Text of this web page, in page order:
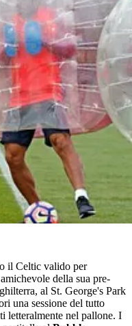
il Celtic valido per
della sua pre-
al St. George's Park
una sessione del tutto
letteralmente nel pallone. I